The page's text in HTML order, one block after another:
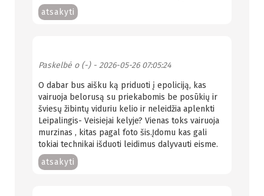
atsakyti
Paskelbė o (-)- 2026-05-26 07:05:24
O dabar bus aišku ką priduoti į epoliciją, kas
vairuoja belorusą su priekabomis be posūkių ir
šviesų žibintų viduriu kelio ir neleidžia aplenkti
Leipalingis- Veisiejai kelyje? Vienas toks vairuoja
murzinas , kitas pagal foto šis.Įdomu kas gali
tokiai technikai išduoti leidimus dalyvauti eisme.
atsakyti